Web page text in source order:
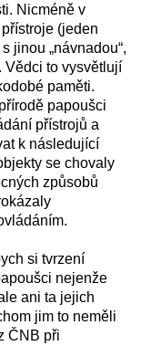
Nicméně v
(jeden
jinou „návnadou“,
Vědci to vysvětlují
paměti.
papoušci
přístrojů a
k následující
se chovaly
způsobů
si tvrzení
nejenže
ani ta jejich
jim to neměli
ČNB při